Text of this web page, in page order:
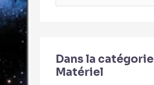
Dans la catégorie
Matériel